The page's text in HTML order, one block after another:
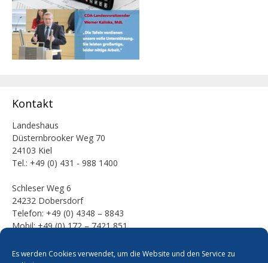
Es werden Cookies verwendet, um die Website und den Service zu
Kontakt
Landeshaus
Düsternbrooker Weg 70
24103 Kiel
Tel.: +49 (0) 431 - 988 1400
Schleser Weg 6
24232 Dobersdorf
Telefon: +49 (0) 4348 – 8843
Mobil: +49 (0) 172 – 7421 851
E-Mail: